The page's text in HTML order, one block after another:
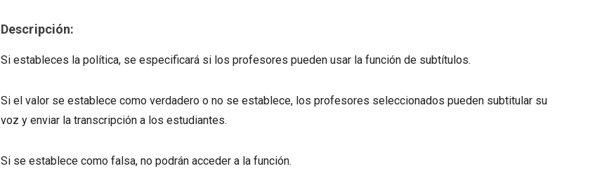
Descripción:
Si estableces la política, se especificará si los profesores pueden usar la función de subtítulos.
Si el valor se establece como verdadero o no se establece, los profesores seleccionados pueden subtitular su
voz y enviar la transcripción a los estudiantes.
Si se establece como falsa, no podrán acceder a la función.